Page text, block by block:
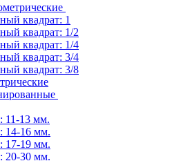
квадрат: 1
квадрат: 1/2
квадрат: 1/4
квадрат: 3/4
квадрат: 3/8
11-13 мм.
14-16 мм.
17-19 мм.
20-30 мм.